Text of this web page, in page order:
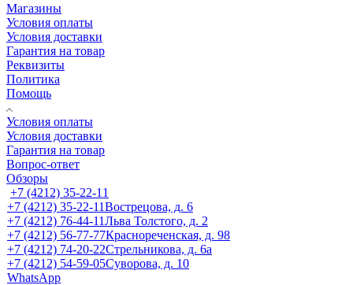
Магазины
Условия оплаты
Условия доставки
Гарантия на товар
Реквизиты
Политика
Помощь
Условия оплаты
Условия доставки
Гарантия на товар
Вопрос-ответ
Обзоры
+7 (4212) 35-22-11
+7 (4212) 35-22-11Вострецова, д. 6
+7 (4212) 76-44-11Льва Толстого, д. 2
+7 (4212) 56-77-77Краснореченская, д. 98
+7 (4212) 74-20-22Стрельникова, д. 6а
+7 (4212) 54-59-05Суворова, д. 10
WhatsApp